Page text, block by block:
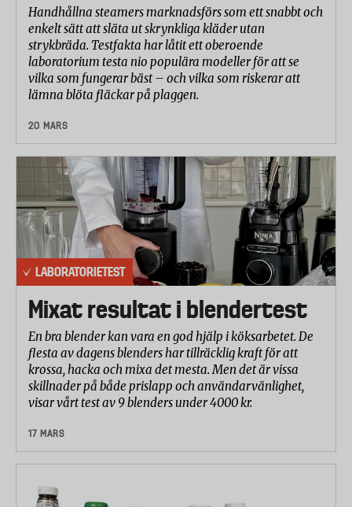
Handhållna steamers marknadsförs som ett snabbt och
enkelt sätt att släta ut skrynkliga kläder utan
strykbräda. Testfakta har låtit ett oberoende
laboratorium testa nio populära modeller för att se
vilka som fungerar bäst – och vilka som riskerar att
lämna blöta fläckar på plaggen.
20 MARS
LABORATORIETEST
Mixat resultat i blendertest
En bra blender kan vara en god hjälp i köksarbetet. De
flesta av dagens blenders har tillräcklig kraft för att
krossa, hacka och mixa det mesta. Men det är vissa
skillnader på både prislapp och användarvänlighet,
visar vårt test av 9 blenders under 4000 kr.
17 MARS